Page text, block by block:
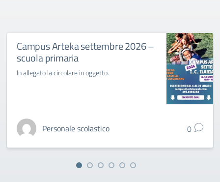
Campus Arteka settembre 2026 –
scuola primaria
In allegato la circolare in oggetto.
Personale scolastico 0